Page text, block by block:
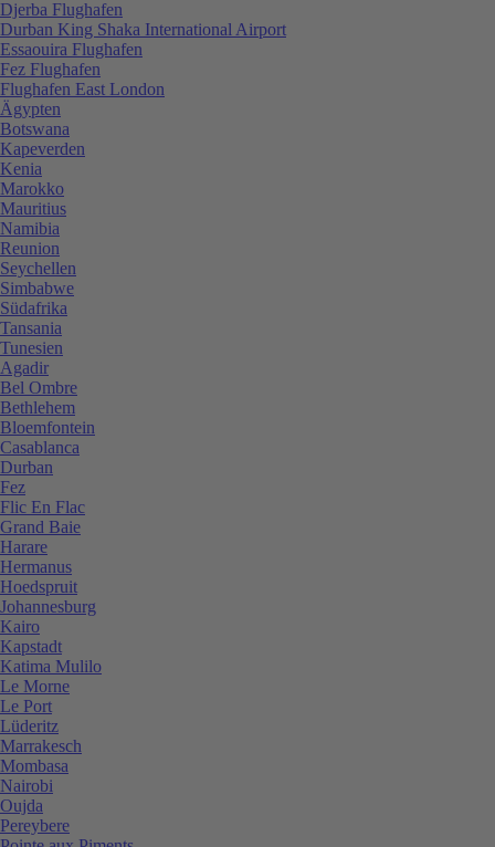
Djerba Flughafen
Durban King Shaka International Airport
Essaouira Flughafen
Fez Flughafen
Flughafen East London
Ägypten
Botswana
Kapeverden
Kenia
Marokko
Mauritius
Namibia
Reunion
Seychellen
Simbabwe
Südafrika
Tansania
Tunesien
Agadir
Bel Ombre
Bethlehem
Bloemfontein
Casablanca
Durban
Fez
Flic En Flac
Grand Baie
Harare
Hermanus
Hoedspruit
Johannesburg
Kairo
Kapstadt
Katima Mulilo
Le Morne
Le Port
Lüderitz
Marrakesch
Mombasa
Nairobi
Oujda
Pereybere